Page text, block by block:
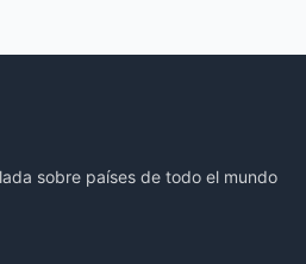
sobre países de todo el mundo